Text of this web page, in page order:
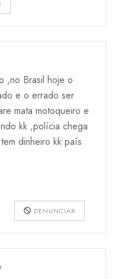
,no Brasil hoje o
e o errado ser
mata motoqueiro e
kk ,polícia chega
dinheiro kk país
DENUNCIAR